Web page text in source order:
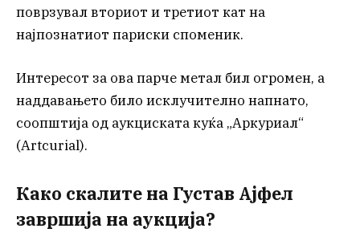
поврзувал вториот и третиот кат на
најпознатиот париски споменик.
Интересот за ова парче метал бил огромен, а
наддавањето било исклучително напнато,
соопштија од аукциската куќа „Аркуриал“
(Artcurial).
Како скалите на Густав Ајфел
завршија на аукција?